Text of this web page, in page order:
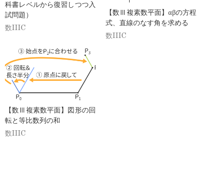
科書レベルから復習しつつ入
試問題）
数IIIC
【数Ⅲ複素数平面】αβの方程
式、直線のなす角を求める
数IIIC
【数Ⅲ複素数平面】図形の回
転と等比数列の和
数IIIC